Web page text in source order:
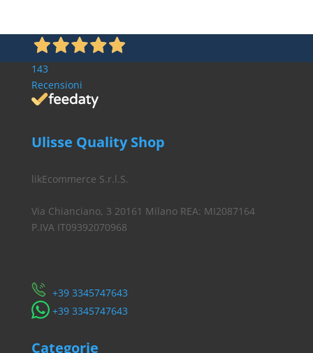
€ 51,00
143
Recensioni
Ulisse Quality Shop
likEcommerce S.r.l.S.
Via Chianciano, 3 20161 Milano REA: MI2087164
P.IVA IT09392070968
​+39 3345747643
​+39 3345747643
Categorie